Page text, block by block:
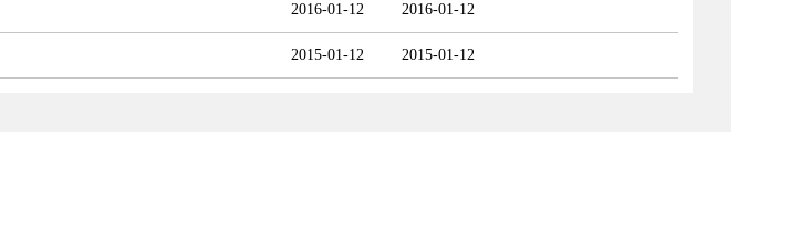
2016-01-12 2016-01-12
2015-01-12 2015-01-12